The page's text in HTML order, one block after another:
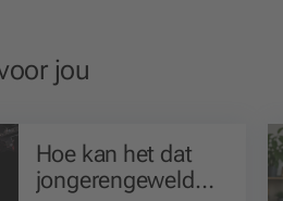
jou
Hoe kan het dat
jongerengeweld